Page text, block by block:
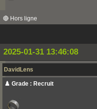
🔴 Hors ligne
2025-01-31 13:46:08
DavidLens
♟️ Grade : Recruit